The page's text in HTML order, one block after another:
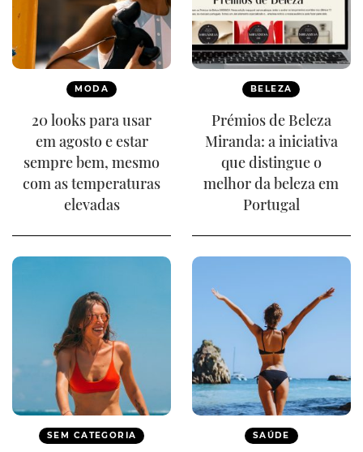
MODA
20 looks para usar
em agosto e estar
sempre bem, mesmo
com as temperaturas
elevadas
BELEZA
Prémios de Beleza
Miranda: a iniciativa
que distingue o
melhor da beleza em
Portugal
SEM CATEGORIA SAÚDE